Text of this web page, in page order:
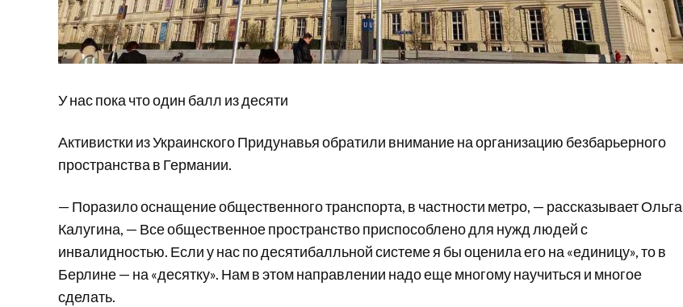
У нас пока что один балл из десяти
Активистки из Украинского Придунавья обратили внимание на организацию безбарьерного
пространства в Германии.
— Поразило оснащение общественного транспорта, в частности метро, — рассказывает Ольга
Калугина, — Все общественное пространство приспособлено для нужд людей с
инвалидностью. Если у нас по десятибалльной системе я бы оценила его на «единицу», то в
Берлине — на «десятку». Нам в этом направлении надо еще многому научиться и многое
сделать.